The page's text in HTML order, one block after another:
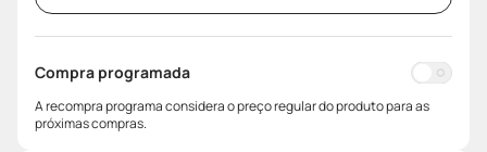
Compra programada
A recompra programa considera o preço regular do produto para as
próximas compras.